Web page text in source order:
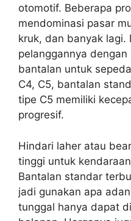
otomotif. Beberapa
mendominasi pasar
kruk, dan banyak lagi.
pelanggannya
bantalan untuk
C4, C5, bantalan
tipe C5 memiliki
progresif.
Hindari laher atau
tinggi untuk
Bantalan standar
jadi gunakan apa
tunggal hanya dapat